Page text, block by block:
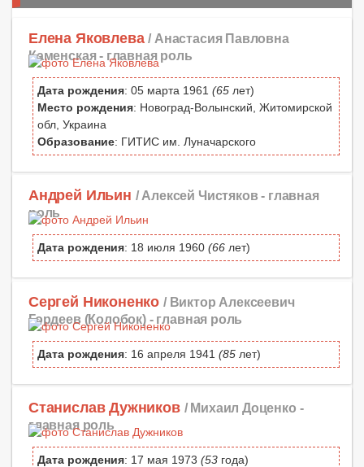
Елена Яковлева / Анастасия Павловна
Каменская - главная роль
Дата рождения: 05 марта 1961 (65 лет)
Место рождения: Новоград-Волынский, Житомирской
обл, Украина
Образование: ГИТИС им. Луначарского
Андрей Ильин / Алексей Чистяков - главная
роль
Дата рождения: 18 июля 1960 (66 лет)
Сергей Никоненко / Виктор Алексеевич
Гордеев (Колобок) - главная роль
Дата рождения: 16 апреля 1941 (85 лет)
Станислав Дужников / Михаил Доценко -
главная роль
Дата рождения: 17 мая 1973 (53 года)